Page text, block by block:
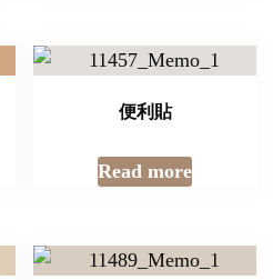
便利貼
Read more